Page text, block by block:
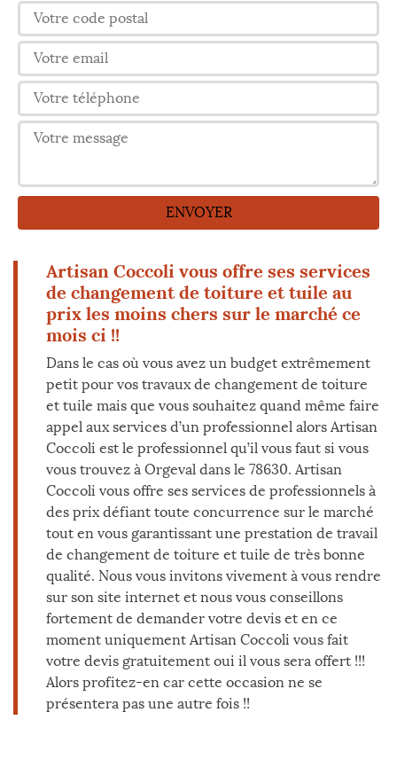
Artisan Coccoli vous offre ses services
de changement de toiture et tuile au
prix les moins chers sur le marché ce
mois ci !!
Dans le cas où vous avez un budget extrêmement
petit pour vos travaux de changement de toiture
et tuile mais que vous souhaitez quand même faire
appel aux services d’un professionnel alors Artisan
Coccoli est le professionnel qu’il vous faut si vous
vous trouvez à Orgeval dans le 78630. Artisan
Coccoli vous offre ses services de professionnels à
des prix défiant toute concurrence sur le marché
tout en vous garantissant une prestation de travail
de changement de toiture et tuile de très bonne
qualité. Nous vous invitons vivement à vous rendre
sur son site internet et nous vous conseillons
fortement de demander votre devis et en ce
moment uniquement Artisan Coccoli vous fait
votre devis gratuitement oui il vous sera offert !!!
Alors profitez-en car cette occasion ne se
présentera pas une autre fois !!